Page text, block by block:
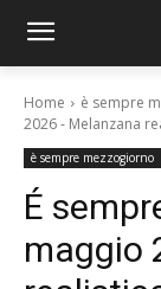
Home è sempre
2026 - Melanzana
è sempre mezzogiorno
É
maggio